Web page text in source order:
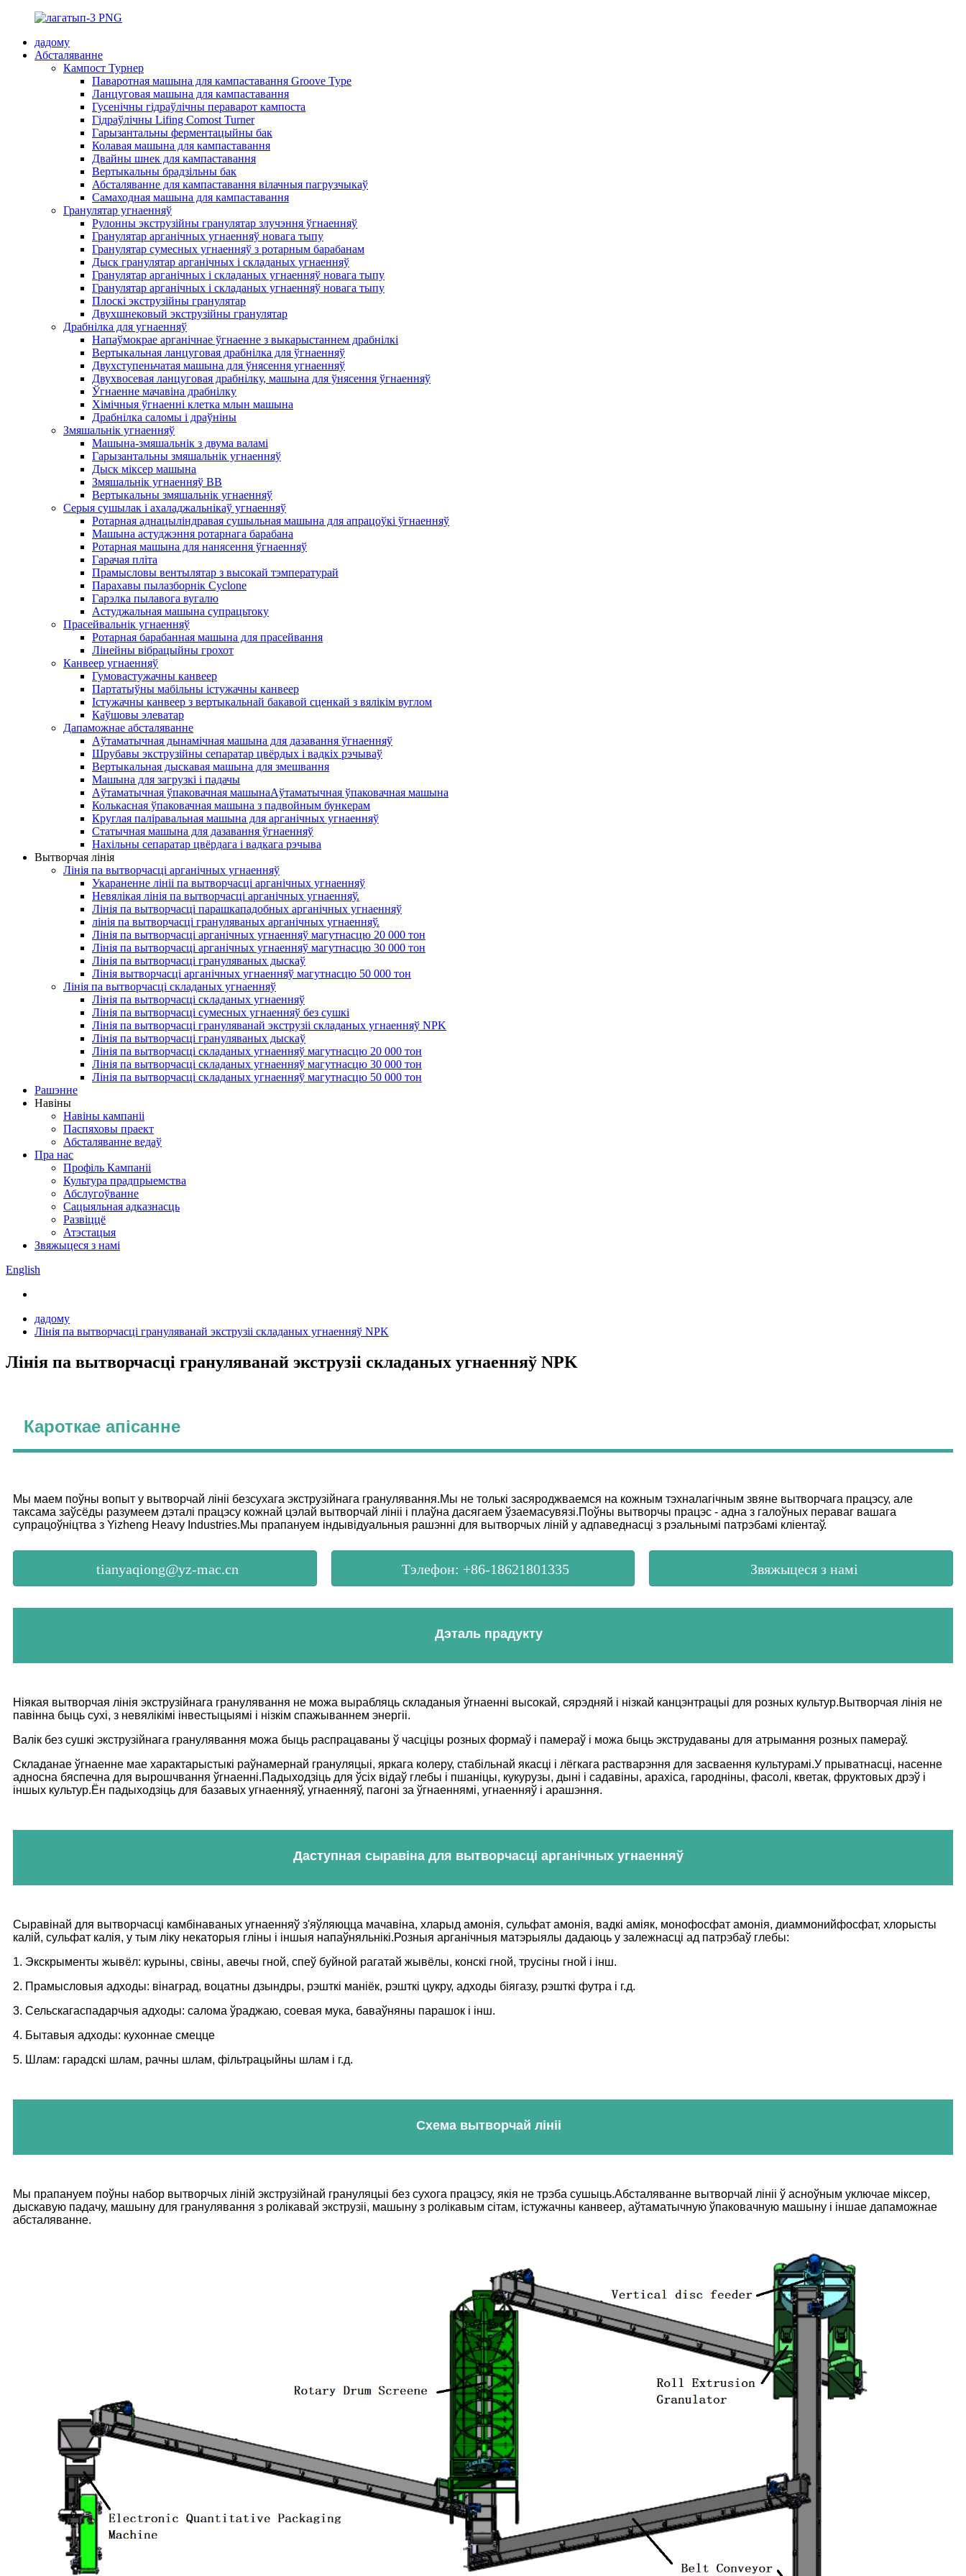
дадому
Абсталяванне
Кампост Турнер
Паваротная машына для кампаставання Groove Type
Ланцуговая машына для кампаставання
Гусенічны гідраўлічны пераварот кампоста
Гідраўлічны Lifing Comost Turner
Гарызантальны ферментацыйны бак
Колавая машына для кампаставання
Двайны шнек для кампаставання
Вертыкальны брадзільны бак
Абсталяванне для кампаставання вілачныя пагрузчыкаў
Самаходная машына для кампаставання
Гранулятар угнаенняў
Рулонны экструзійны гранулятар злучэння ўгнаенняў
Гранулятар арганічных угнаенняў новага тыпу
Гранулятар сумесных угнаенняў з ротарным барабанам
Дыск гранулятар арганічных і складаных угнаенняў
Гранулятар арганічных і складаных угнаенняў новага тыпу
Гранулятар арганічных і складаных угнаенняў новага тыпу
Плоскі экструзійны гранулятар
Двухшнековый экструзійны гранулятар
Драбнілка для угнаенняў
Напаўмокрае арганічнае ўгнаенне з выкарыстаннем драбнілкі
Вертыкальная ланцуговая драбнілка для ўгнаенняў
Двухступеньчатая машына для ўнясення угнаенняў
Двухвосевая ланцуговая драбнілку, машына для ўнясення ўгнаенняў
Ўгнаенне мачавіна драбнілку
Хімічныя ўгнаенні клетка млын машына
Драбнілка саломы і драўніны
Змяшальнік угнаенняў
Машына-змяшальнік з двума валамі
Гарызантальны змяшальнік угнаенняў
Дыск міксер машына
Змяшальнік угнаенняў BB
Вертыкальны змяшальнік угнаенняў
Серыя сушылак і ахаладжальнікаў угнаенняў
Ротарная аднацыліндравая сушыльная машына для апрацоўкі ўгнаенняў
Машына астуджэння ротарнага барабана
Ротарная машына для нанясення ўгнаенняў
Гарачая пліта
Прамысловы вентылятар з высокай тэмпературай
Парахавы пылазборнік Cyclone
Гарэлка пылавога вугалю
Астуджальная машына супрацьтоку
Прасейвальнік угнаенняў
Ротарная барабанная машына для прасейвання
Лінейны вібрацыйны грохот
Канвеер угнаенняў
Гумовастужачны канвеер
Партатыўны мабільны істужачны канвеер
Істужачны канвеер з вертыкальнай бакавой сценкай з вялікім вуглом
Каўшовы элеватар
Дапаможнае абсталяванне
Аўтаматычная дынамічная машына для дазавання ўгнаенняў
Шрубавы экструзійны сепаратар цвёрдых і вадкіх рэчываў
Вертыкальная дыскавая машына для змешвання
Машына для загрузкі і падачы
Аўтаматычная ўпаковачная машынаАўтаматычная ўпаковачная машына
Колькасная ўпаковачная машына з падвойным бункерам
Круглая паліравальная машына для арганічных угнаенняў
Статычная машына для дазавання ўгнаенняў
Нахільны сепаратар цвёрдага і вадкага рэчыва
Вытворчая лінія
Лінія па вытворчасці арганічных угнаенняў
Укараненне лініі па вытворчасці арганічных угнаенняў
Невялікая лінія па вытворчасці арганічных угнаенняў.
Лінія па вытворчасці парашкападобных арганічных угнаенняў
лінія па вытворчасці грануляваных арганічных угнаенняў.
Лінія па вытворчасці арганічных угнаенняў магутнасцю 20 000 тон
Лінія па вытворчасці арганічных угнаенняў магутнасцю 30 000 тон
Лінія па вытворчасці грануляваных дыскаў
Лінія вытворчасці арганічных угнаенняў магутнасцю 50 000 тон
Лінія па вытворчасці складаных угнаенняў
Лінія па вытворчасці складаных угнаенняў
Лінія па вытворчасці сумесных угнаенняў без сушкі
Лінія па вытворчасці грануляванай экструзіі складаных угнаенняў NPK
Лінія па вытворчасці грануляваных дыскаў
Лінія па вытворчасці складаных угнаенняў магутнасцю 20 000 тон
Лінія па вытворчасці складаных угнаенняў магутнасцю 30 000 тон
Лінія па вытворчасці складаных угнаенняў магутнасцю 50 000 тон
Рашэнне
Навіны
Навіны кампаніі
Паспяховы праект
Абсталяванне ведаў
Пра нас
Профіль Кампаніі
Культура прадпрыемства
Абслугоўванне
Сацыяльная адказнасць
Развіццё
Атэстацыя
Звяжыцеся з намі
English
дадому
Лінія па вытворчасці грануляванай экструзіі складаных угнаенняў NPK
Лінія па вытворчасці грануляванай экструзіі складаных угнаенняў NPK
Кароткае апісанне
Мы маем поўны вопыт у вытворчай лініі безсухага экструзійнага гранулявання.Мы не толькі засяроджваемся на кожным тэхналагічным звяне вытворчага працэсу, але
таксама заўсёды разумеем дэталі працэсу кожнай цэлай вытворчай лініі і плаўна дасягаем ўзаемасувязі.Поўны вытворчы працэс - адна з галоўных пераваг вашага
супрацоўніцтва з Yizheng Heavy Industries.Мы прапануем індывідуальныя рашэнні для вытворчых ліній у адпаведнасці з рэальнымі патрэбамі кліентаў.
tianyaqiong@yz-mac.cn Тэлефон: +86-18621801335 Звяжыцеся з намі
Дэталь прадукту
Ніякая вытворчая лінія экструзійнага гранулявання не можа вырабляць складаныя ўгнаенні высокай, сярэдняй і нізкай канцэнтрацыі для розных культур.Вытворчая лінія не
павінна быць сухі, з невялікімі інвестыцыямі і нізкім спажываннем энергіі.
Валік без сушкі экструзійнага гранулявання можа быць распрацаваны ў часціцы розных формаў і памераў і можа быць экструдаваны для атрымання розных памераў.
Складанае ўгнаенне мае характарыстыкі раўнамернай грануляцыі, яркага колеру, стабільнай якасці і лёгкага растварэння для засваення культурамі.У прыватнасці, насенне
адносна бяспечна для вырошчвання ўгнаенні.Падыходзіць для ўсіх відаў глебы і пшаніцы, кукурузы, дыні і садавіны, арахіса, гародніны, фасолі, кветак, фруктовых дрэў і
іншых культур.Ён падыходзіць для базавых угнаенняў, угнаенняў, пагоні за ўгнаеннямі, угнаенняў і арашэння.
Даступная сыравіна для вытворчасці арганічных угнаенняў
Сыравінай для вытворчасці камбінаваных угнаенняў з'яўляюцца мачавіна, хларыд амонія, сульфат амонія, вадкі аміяк, монофосфат амонія, диаммонийфосфат, хлорысты
калій, сульфат калія, у тым ліку некаторыя гліны і іншыя напаўняльнікі.Розныя арганічныя матэрыялы дадаюць у залежнасці ад патрэбаў глебы:
1. Экскрыменты жывёл: курыны, свіны, авечы гной, спеў буйной рагатай жывёлы, конскі гной, трусіны гной і інш.
2. Прамысловыя адходы: вінаград, воцатны дзындры, рэшткі маніёк, рэшткі цукру, адходы біягазу, рэшткі футра і г.д.
3. Сельскагаспадарчыя адходы: салома ўраджаю, соевая мука, баваўняны парашок і інш.
4. Бытавыя адходы: кухоннае смецце
5. Шлам: гарадскі шлам, рачны шлам, фільтрацыйны шлам і г.д.
Схема вытворчай лініі
Мы прапануем поўны набор вытворчых ліній экструзійнай грануляцыі без сухога працэсу, якія не трэба сушыць.Абсталяванне вытворчай лініі ў асноўным уключае міксер,
дыскавую падачу, машыну для гранулявання з ролікавай экструзіі, машыну з ролікавым сітам, істужачны канвеер, аўтаматычную ўпаковачную машыну і іншае дапаможнае
абсталяванне.